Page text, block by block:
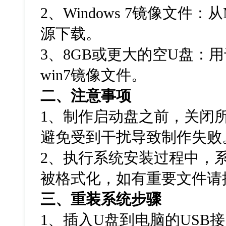
2、Windows 7镜像文件：从
源下载。
3、 8GB或更大的空U盘：
win7镜像文件。
二、注意事项
1 、制作启动盘之前，关闭
避免受到干扰导致制作失败
2、执行系统安装过程中，
被格式化，如有重要文件
三、重装系统步骤
1 、插入U盘到电脑的USB